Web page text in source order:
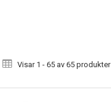
Visar 1 - 65 av 65 produkter